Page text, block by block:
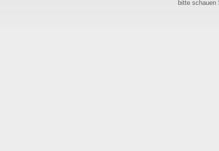
bitte schauen